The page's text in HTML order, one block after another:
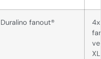
Duralino fanout®